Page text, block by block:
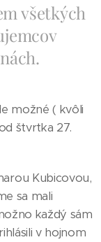
všetkých
možné ( kvôli
štvrtka 27.
Kubicovou,
sa mali
každý sám
v hojnom